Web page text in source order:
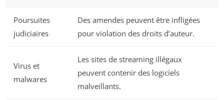
Poursuites
judiciaires
Des amendes peuvent être infligées
pour violation des droits d’auteur.
Virus et
malwares
Les sites de streaming illégaux
peuvent contenir des logiciels
malveillants.